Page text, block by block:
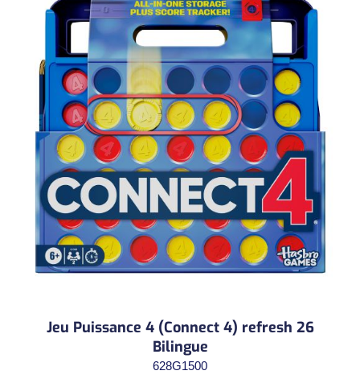
Jeu Puissance 4 (Connect 4) refresh 26
Bilingue
628G1500